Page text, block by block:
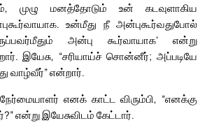
முழு மனத்தோடும் உன் கடவுளாகிய
உன்மீது நீ அன்புகூர்வதுபோல்
அன்பு கூர்வாயாக’ என்று
இயேசு, “சரியாய்ச் சொன்னீர்; அப்படியே
வாழ்வீர்” என்றார்.
எனக் காட்ட விரும்பி, “எனக்கு
என்று இயேசுவிடம் கேட்டார்.